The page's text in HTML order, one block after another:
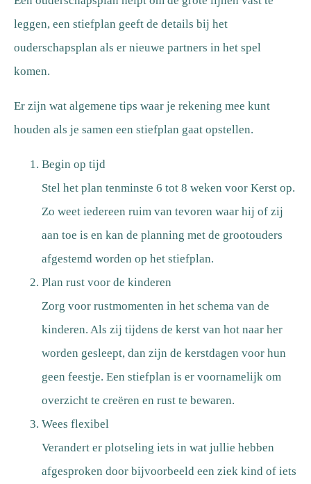
leggen, een stiefplan geeft de details bij het
ouderschapsplan als er nieuwe partners in het spel
komen.
Er zijn wat algemene tips waar je rekening mee kunt
houden als je samen een stiefplan gaat opstellen.
Begin op tijd
Stel het plan tenminste 6 tot 8 weken voor Kerst op.
Zo weet iedereen ruim van tevoren waar hij of zij
aan toe is en kan de planning met de grootouders
afgestemd worden op het stiefplan.
Plan rust voor de kinderen
Zorg voor rustmomenten in het schema van de
kinderen. Als zij tijdens de kerst van hot naar her
worden gesleept, dan zijn de kerstdagen voor hun
geen feestje. Een stiefplan is er voornamelijk om
overzicht te creëren en rust te bewaren.
Wees flexibel
Verandert er plotseling iets in wat jullie hebben
afgesproken door bijvoorbeeld een ziek kind of iets